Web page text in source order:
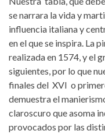
se narrara la vida y
influencia italiana y
en el que se inspira. La
realizada en 1574, y el
siguientes, por lo que
finales del XVI o
demuestra el
claroscuro que asoma
provocados por las